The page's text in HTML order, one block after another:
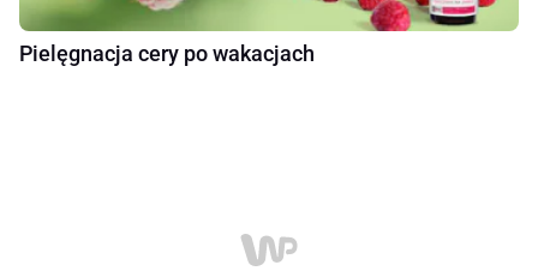
Pielęgnacja cery po wakacjach